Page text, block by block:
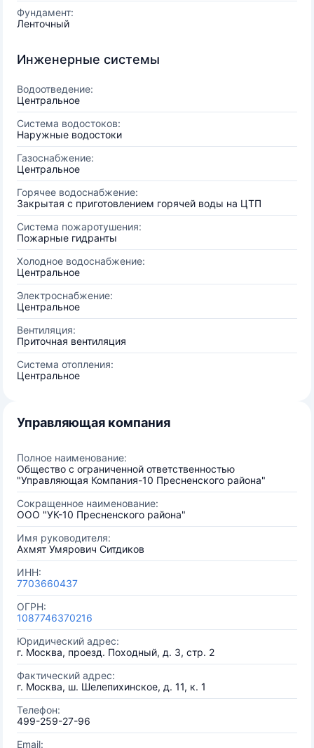
Фундамент:
Ленточный
Инженерные системы
Водоотведение:
Центральное
Система водостоков:
Наружные водостоки
Газоснабжение:
Центральное
Горячее водоснабжение:
Закрытая с приготовлением горячей воды на ЦТП
Система пожаротушения:
Пожарные гидранты
Холодное водоснабжение:
Центральное
Электроснабжение:
Центральное
Вентиляция:
Приточная вентиляция
Система отопления:
Центральное
Управляющая компания
Полное наименование:
Общество с ограниченной ответственностью
"Управляющая Компания-10 Пресненского района"
Сокращенное наименование:
ООО "УК-10 Пресненского района"
Имя руководителя:
Ахмят Умярович Ситдиков
ИНН:
7703660437
ОГРН:
1087746370216
Юридический адрес:
г. Москва, проезд. Походный, д. 3, стр. 2
Фактический адрес:
г. Москва, ш. Шелепихинское, д. 11, к. 1
Телефон:
499-259-27-96
Email: